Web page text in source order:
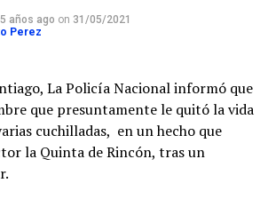
5 años ago on 31/05/2021
Perez
La Policía Nacional informó que
que presuntamente le quitó la vida
cuchilladas, en un hecho que
la Quinta de Rincón, tras un